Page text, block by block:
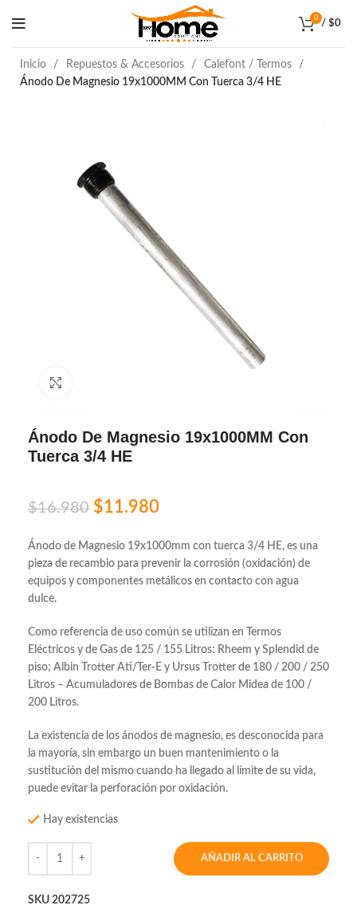
0
/ $0
Inicio Repuestos & Accesorios
Calefont / Termos
Ánodo De Magnesio 19x1000MM Con Tuerca 3/4 HE
Ánodo De Magnesio 19x1000MM Con
Tuerca 3/4 HE
$16.980 $11.980
Ánodo de Magnesio 19x1000mm con tuerca 3/4 HE, es una
pieza de recambio para prevenir la corrosión (oxidación) de
equipos y componentes metálicos en contacto con agua
dulce.
Como referencia de uso común se utilizan en Termos
Eléctricos y de Gas de 125 / 155 Litros: Rheem y Splendid de
piso; Albin Trotter Ati/Ter-E y Ursus Trotter de 180 / 200 / 250
Litros – Acumuladores de Bombas de Calor Midea de 100 /
200 Litros.
La existencia de los ánodos de magnesio, es desconocida para
la mayoría, sin embargo un buen mantenimiento o la
sustitución del mismo cuando ha llegado al límite de su vida,
puede evitar la perforación por oxidación.
Hay existencias
AÑADIR AL CARRITO
SKU 202725